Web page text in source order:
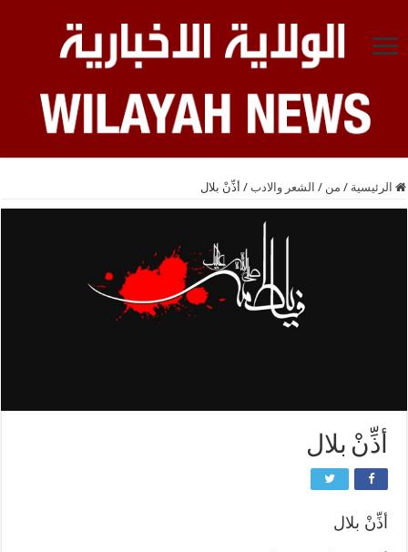
الرئيسية / من / الشعر والادب / أذِّنْ بلال
أذِّنْ بلال
أذِّنْ بلال